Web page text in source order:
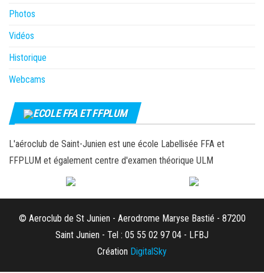
Photos
Vidéos
Historique
Webcams
ECOLE FFA ET FFPLUM
L'aéroclub de Saint-Junien est une école Labellisée FFA et
FFPLUM et également centre d'examen théorique ULM
© Aeroclub de St Junien - Aerodrome Maryse Bastié - 87200
Saint Junien - Tel : 05 55 02 97 04 - LFBJ
Création DigitalSky